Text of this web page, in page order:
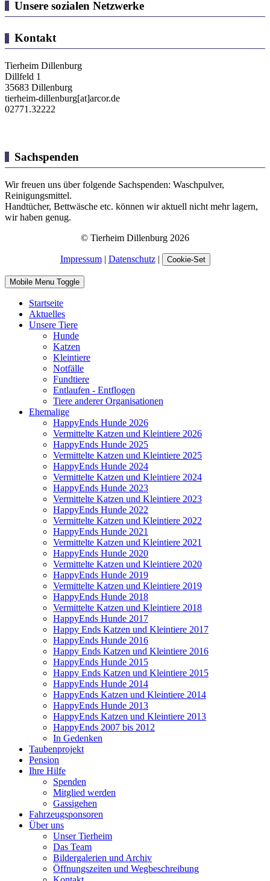
Unsere sozialen Netzwerke
Kontakt
Tierheim Dillenburg
Dillfeld 1
35683 Dillenburg
tierheim-dillenburg[at]arcor.de
02771.32222
Sachspenden
Wir freuen uns über folgende Sachspenden: Waschpulver,
Reinigungsmittel.
Handtücher, Bettwäsche etc. können wir aktuell nicht mehr lagern,
wir haben genug.
© Tierheim Dillenburg 2026
Impressum| Datenschutz| Cookie-Set
Mobile Menu Toggle
Startseite
Aktuelles
Unsere Tiere
Hunde
Katzen
Kleintiere
Notfälle
Fundtiere
Entlaufen - Entflogen
Tiere anderer Organisationen
Ehemalige
HappyEnds Hunde 2026
Vermittelte Katzen und Kleintiere 2026
HappyEnds Hunde 2025
Vermittelte Katzen und Kleintiere 2025
HappyEnds Hunde 2024
Vermittelte Katzen und Kleintiere 2024
HappyEnds Hunde 2023
Vermittelte Katzen und Kleintiere 2023
HappyEnds Hunde 2022
Vermittelte Katzen und Kleintiere 2022
HappyEnds Hunde 2021
Vermittelte Katzen und Kleintiere 2021
HappyEnds Hunde 2020
Vermittelte Katzen und Kleintiere 2020
HappyEnds Hunde 2019
Vermittelte Katzen und Kleintiere 2019
HappyEnds Hunde 2018
Vermittelte Katzen und Kleintiere 2018
HappyEnds Hunde 2017
Happy Ends Katzen und Kleintiere 2017
HappyEnds Hunde 2016
Happy Ends Katzen und Kleintiere 2016
HappyEnds Hunde 2015
Happy Ends Katzen und Kleintiere 2015
HappyEnds Hunde 2014
HappyEnds Katzen und Kleintiere 2014
HappyEnds Hunde 2013
HappyEnds Katzen und Kleintiere 2013
HappyEnds 2007 bis 2012
In Gedenken
Taubenprojekt
Pension
Ihre Hilfe
Spenden
Mitglied werden
Gassigehen
Fahrzeugsponsoren
Über uns
Unser Tierheim
Das Team
Bildergalerien und Archiv
Öffnungszeiten und Wegbeschreibung